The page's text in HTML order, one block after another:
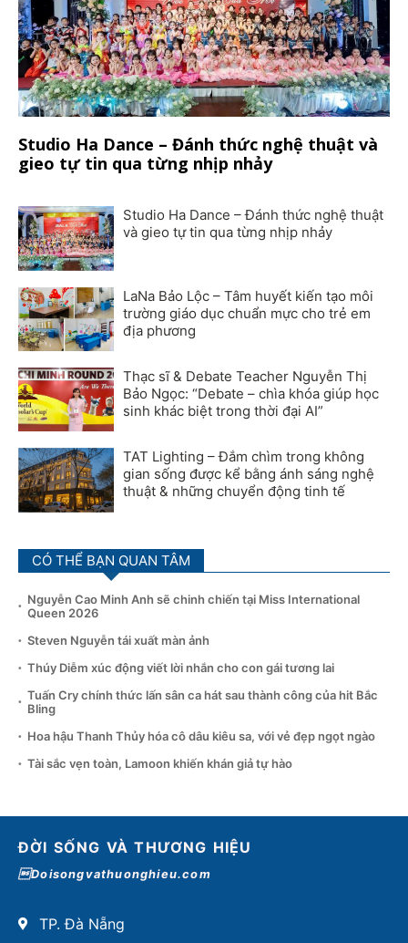
Studio Ha Dance – Đánh thức nghệ thuật và
gieo tự tin qua từng nhịp nhảy
Studio Ha Dance – Đánh thức nghệ thuật
và gieo tự tin qua từng nhịp nhảy
LaNa Bảo Lộc – Tâm huyết kiến tạo môi
trường giáo dục chuẩn mực cho trẻ em
địa phương
Thạc sĩ & Debate Teacher Nguyễn Thị
Bảo Ngọc: “Debate – chìa khóa giúp học
sinh khác biệt trong thời đại AI”
TAT Lighting – Đắm chìm trong không
gian sống được kể bằng ánh sáng nghệ
thuật & những chuyển động tinh tế
CÓ THỂ BẠN QUAN TÂM
Nguyễn Cao Minh Anh sẽ chinh chiến tại Miss International
Queen 2026
Steven Nguyễn tái xuất màn ảnh
Thúy Diễm xúc động viết lời nhắn cho con gái tương lai
Tuấn Cry chính thức lấn sân ca hát sau thành công của hit Bắc
Bling
Hoa hậu Thanh Thủy hóa cô dâu kiêu sa, với vẻ đẹp ngọt ngào
Tài sắc vẹn toàn, Lamoon khiến khán giả tự hào
ĐỜI SỐNG VÀ THƯƠNG HIỆU
Doisongvathuonghieu.com
TP. Đà Nẵng